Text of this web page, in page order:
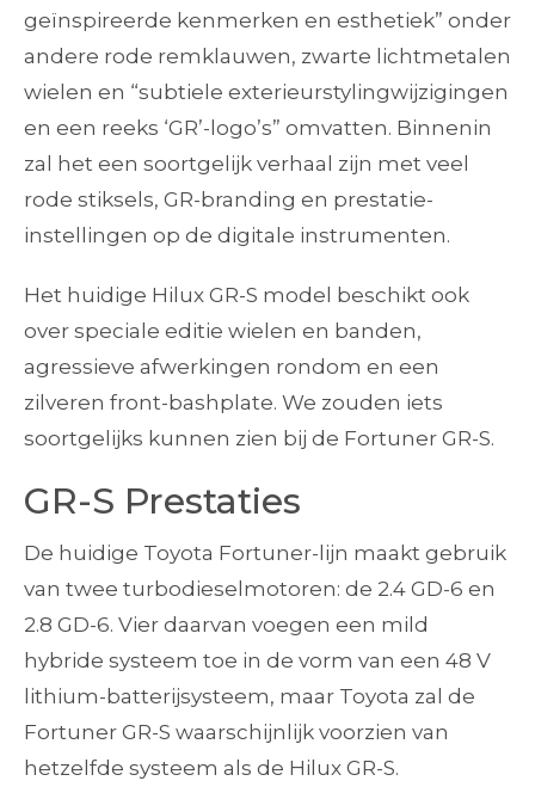
geïnspireerde kenmerken en esthetiek” onder
andere rode remklauwen, zwarte lichtmetalen
wielen en “subtiele exterieurstylingwijzigingen
en een reeks ‘GR’-logo’s” omvatten. Binnenin
zal het een soortgelijk verhaal zijn met veel
rode stiksels, GR-branding en prestatie-
instellingen op de digitale instrumenten.
Het huidige Hilux GR-S model beschikt ook
over speciale editie wielen en banden,
agressieve afwerkingen rondom en een
zilveren front-bashplate. We zouden iets
soortgelijks kunnen zien bij de Fortuner GR-S.
GR-S Prestaties
De huidige Toyota Fortuner-lijn maakt gebruik
van twee turbodieselmotoren: de 2.4 GD-6 en
2.8 GD-6. Vier daarvan voegen een mild
hybride systeem toe in de vorm van een 48 V
lithium-batterijsysteem, maar Toyota zal de
Fortuner GR-S waarschijnlijk voorzien van
hetzelfde systeem als de Hilux GR-S.